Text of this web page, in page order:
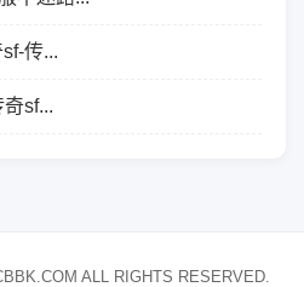
传...
sf...
ALL RIGHTS RESERVED.